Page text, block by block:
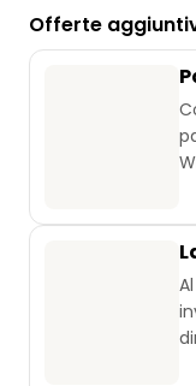
Offerte